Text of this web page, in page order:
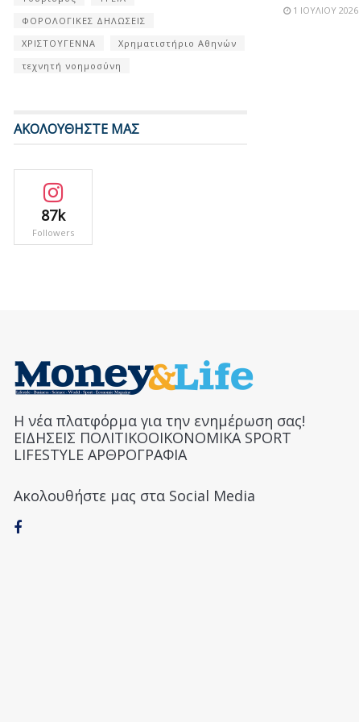
1 ΙΟΥΛΊΟΥ 2026
ΦΟΡΟΛΟΓΙΚΕΣ ΔΗΛΩΣΕΙΣ
ΧΡΙΣΤΟΥΓΕΝΝΑ
Χρηματιστήριο Αθηνών
τεχνητή νοημοσύνη
ΑΚΟΛΟΥΘΗΣΤΕ ΜΑΣ
87k
Followers
Η νέα πλατφόρμα για την ενημέρωση σας!
ΕΙΔΗΣΕΙΣ ΠΟΛΙΤΙΚΟΟΙΚΟΝΟΜΙΚΑ SPORT
LIFESTYLE ΑΡΘΡΟΓΡΑΦΙΑ
Ακολουθήστε μας στα Social Media